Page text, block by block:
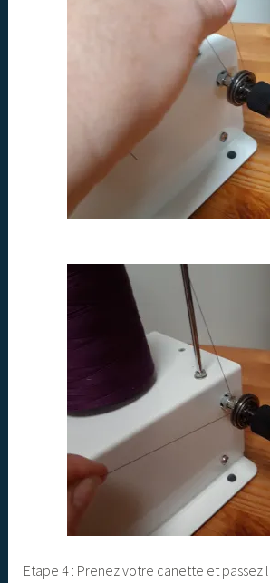
Etape 4 : Prenez votre canette et passez